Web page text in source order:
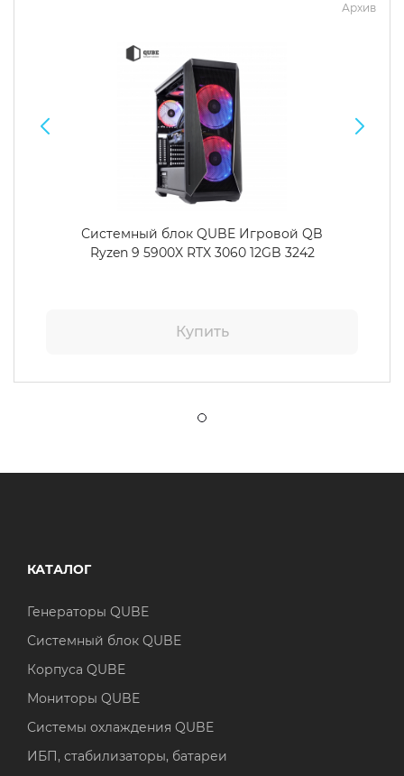
Архив
Системный блок QUBE Игровой QB
Ryzen 9 5900X RTX 3060 12GB 3242
Купить
КАТАЛОГ
Генераторы QUBE
Системный блок QUBE
Корпуса QUBE
Мониторы QUBE
Системы охлаждения QUBE
ИБП, стабилизаторы, батареи